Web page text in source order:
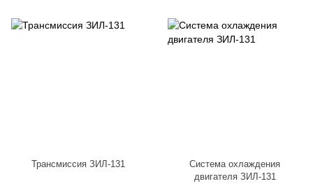
Трансмиссия ЗИЛ-131
Система охлаждения
двигателя ЗИЛ-131